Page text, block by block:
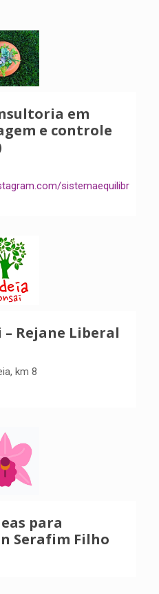
em
e controle
sistemaequilibr
Rejane Liberal
km 8
para
Serafim Filho